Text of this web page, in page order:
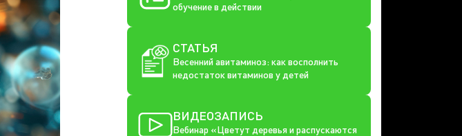
обучение в действии
СТАТЬЯ
Весенний авитаминоз: как восполнить
недостаток витаминов у детей
ВИДЕОЗАПИСЬ
Вебинар «Цветут деревья и распускаются